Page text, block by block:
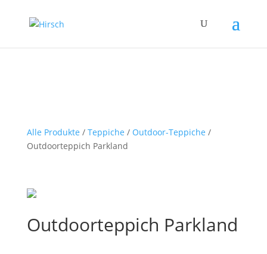
Alle Produkte / Teppiche / Outdoor-Teppiche /
Outdoorteppich Parkland
Outdoorteppich Parkland